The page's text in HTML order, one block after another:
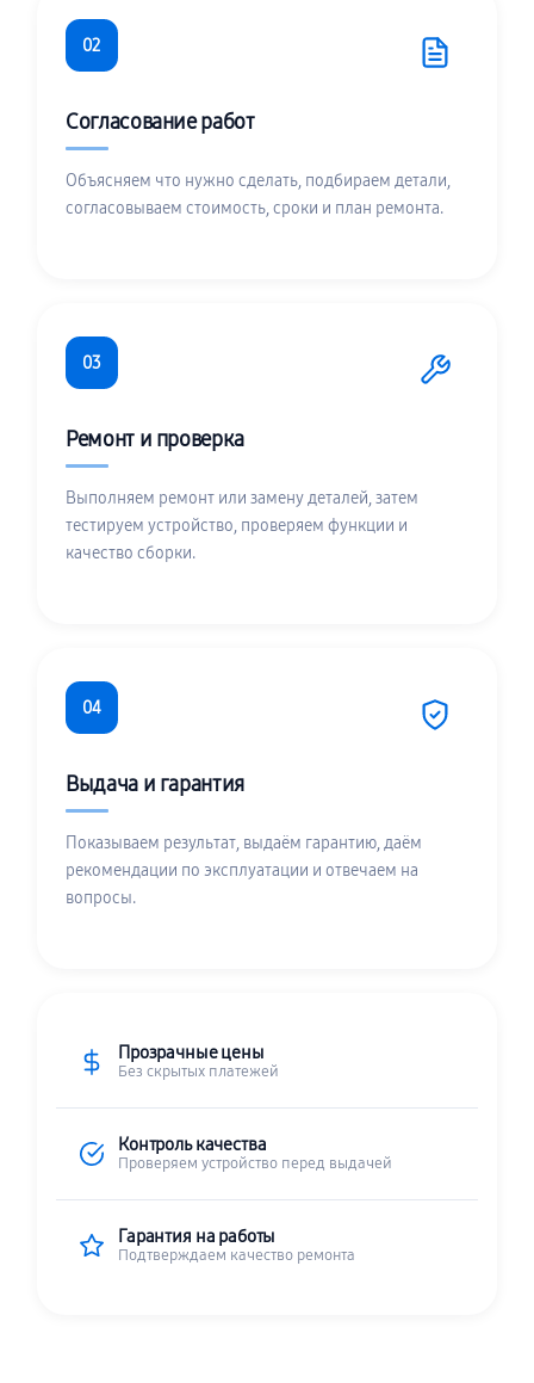
02
Согласование работ
Объясняем что нужно сделать, подбираем детали,
согласовываем стоимость, сроки и план ремонта.
03
Ремонт и проверка
Выполняем ремонт или замену деталей, затем
тестируем устройство, проверяем функции и
качество сборки.
04
Выдача и гарантия
Показываем результат, выдаём гарантию, даём
рекомендации по эксплуатации и отвечаем на
вопросы.
Прозрачные цены
Без скрытых платежей
Контроль качества
Проверяем устройство перед выдачей
Гарантия на работы
Подтверждаем качество ремонта